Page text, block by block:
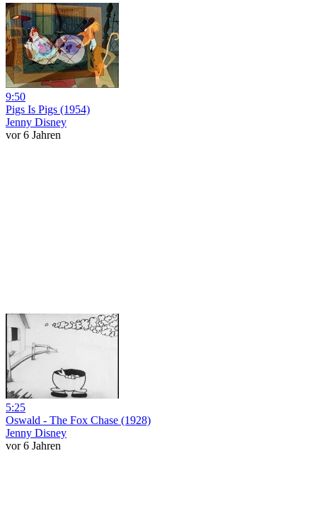
9:50
Pigs Is Pigs (1954)
Jenny Disney
vor 6 Jahren
5:25
Oswald - The Fox Chase (1928)
Jenny Disney
vor 6 Jahren